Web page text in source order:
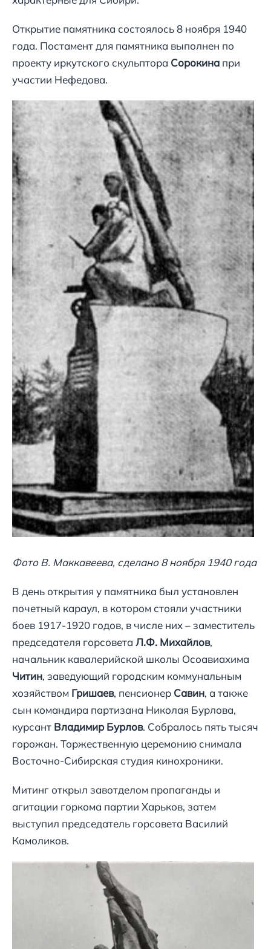
Открытие памятника состоялось 8 ноября 1940
года. Постамент для памятника выполнен по
проекту иркутского скульптора Сорокина при
участии Нефедова.
Фото В. Маккавеева, сделано 8 ноября 1940 года
В день открытия у памятника был установлен
почетный караул, в котором стояли участники
боев 1917-1920 годов, в числе них – заместитель
председателя горсовета Л.Ф. Михайлов,
начальник кавалерийской школы Осоавиахима
Читин, заведующий городским коммунальным
хозяйством Гришаев, пенсионер Савин, а также
сын командира партизана Николая Бурлова,
курсант Владимир Бурлов. Собралось пять тысяч
горожан. Торжественную церемонию снимала
Восточно-Сибирская студия кинохроники.
Митинг открыл завотделом пропаганды и
агитации горкома партии Харьков, затем
выступил председатель горсовета Василий
Камоликов.